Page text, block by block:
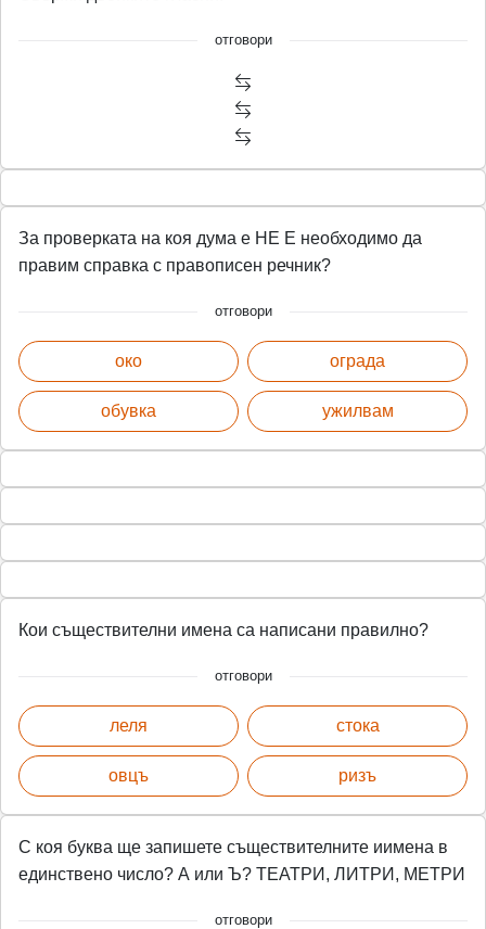
c
отговори
За проверката на коя дума е НЕ Е необходимо да
правим справка с правописен речник?
отговори
око
обувка
ограда
ужилвам
Кои съществителни имена са написани правилно?
отговори
леля
овцъ
стока
ризъ
С коя буква ще запишете съществителните иимена в
единствено число? А или Ъ? ТЕАТРИ, ЛИТРИ, МЕТРИ
отговори